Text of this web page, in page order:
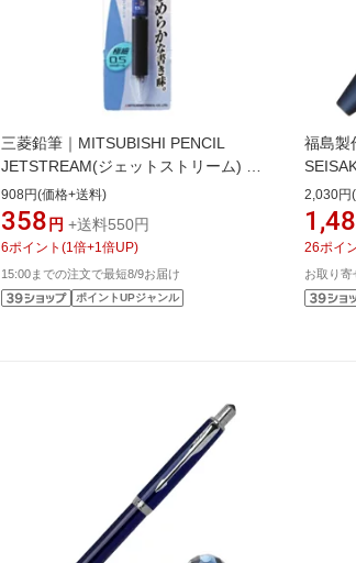
三菱鉛筆｜MITSUBISHI PENCIL
JETSTREAM(ジェットストリーム) 多
機能ペン 2&1 パック ネイビー
MSXE3500051P.9 [0.5mm]
908円(価格+送料)
358 円 +送料550円
6ポイント (1 倍+1 倍UP)
15:00までの注文で最短8/9お届け
ポイントUPジャンル
福島製
GRIP
クショ
2,030円
26ポイ
お取り